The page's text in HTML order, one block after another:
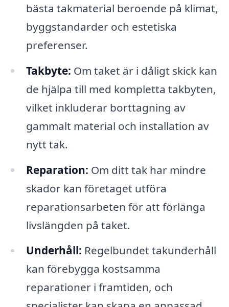
bästa takmaterial beroende på klimat,
byggstandarder och estetiska
preferenser.
Takbyte: Om taket är i dåligt skick kan
de hjälpa till med kompletta takbyten,
vilket inkluderar borttagning av
gammalt material och installation av
nytt tak.
Reparation: Om ditt tak har mindre
skador kan företaget utföra
reparationsarbeten för att förlänga
livslängden på taket.
Underhåll: Regelbundet takunderhåll
kan förebygga kostsamma
reparationer i framtiden, och